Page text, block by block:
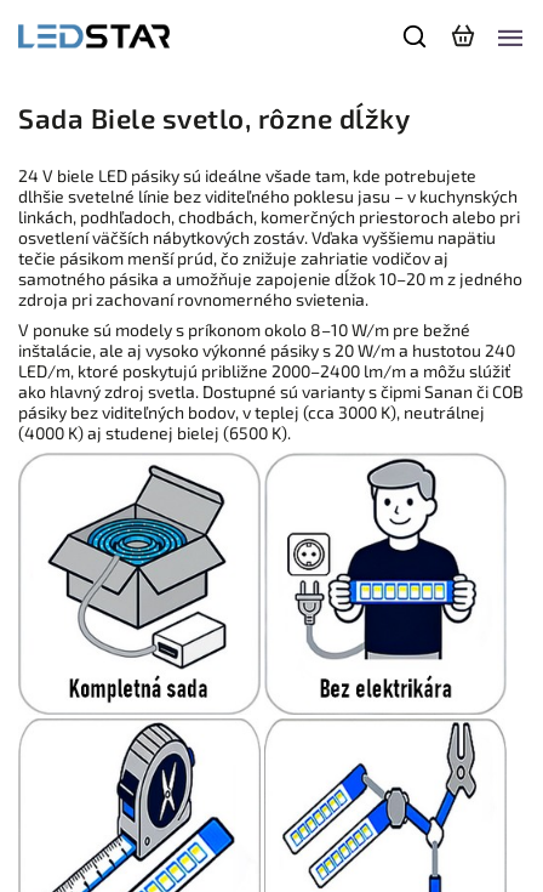
Sada Biele svetlo, rôzne dĺžky
24 V biele LED pásiky sú ideálne všade tam, kde potrebujete
dlhšie svetelné línie bez viditeľného poklesu jasu – v kuchynských
linkách, podhľadoch, chodbách, komerčných priestoroch alebo pri
osvetlení väčších nábytkových zostáv. Vďaka vyššiemu napätiu
tečie pásikom menší prúd, čo znižuje zahriatie vodičov aj
samotného pásika a umožňuje zapojenie dĺžok 10–20 m z jedného
zdroja pri zachovaní rovnomerného svietenia.
V ponuke sú modely s príkonom okolo 8–10 W/m pre bežné
inštalácie, ale aj vysoko výkonné pásiky s 20 W/m a hustotou 240
LED/m, ktoré poskytujú približne 2000–2400 lm/m a môžu slúžiť
ako hlavný zdroj svetla. Dostupné sú varianty s čipmi Sanan či COB
pásiky bez viditeľných bodov, v teplej (cca 3000 K), neutrálnej
(4000 K) aj studenej bielej (6500 K).